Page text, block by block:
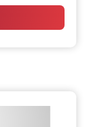
za
možnostjo